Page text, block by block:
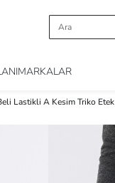
MARKALAR
Lastikli A Kesim Triko Etek